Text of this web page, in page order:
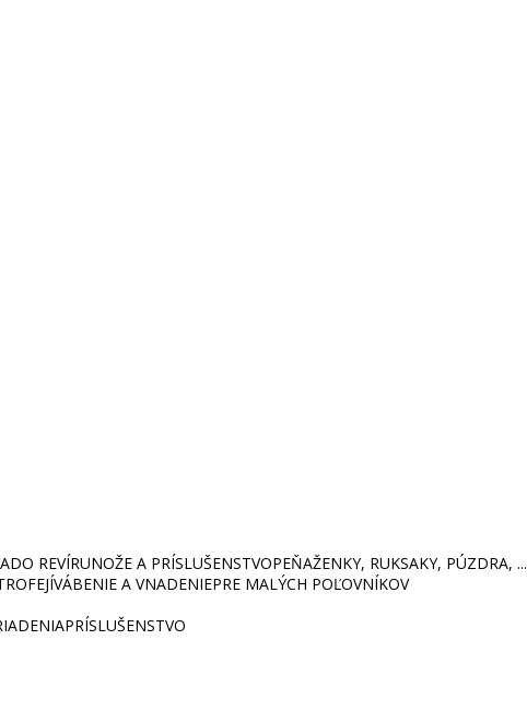
DO REVÍRUNOŽE A PRÍSLUŠENSTVOPEŇAŽENKY, RUKSAKY, PÚZDRA, ...
VÁBENIE A VNADENIEPRE MALÝCH POĽOVNÍKOV
PRÍSLUŠENSTVO